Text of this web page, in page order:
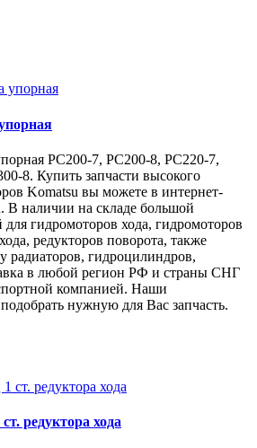
PC200-7, PC200-8, PC220-7,
8. Купить запчасти высокого
Komatsu вы можете в интернет-
В наличии на складе большой
для гидромоторов хода, гидромоторов
редукторов поворота, также
радиаторов, гидроцилиндров,
в любой регион РФ и страны СНГ
компанией. Наши
нужную для Вас запчасть.
редуктора хода